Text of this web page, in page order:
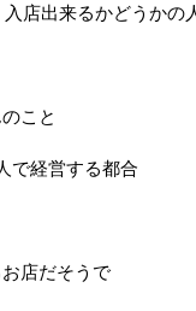
店出来るかどうかの
こと
で経営する都合
店だそうで